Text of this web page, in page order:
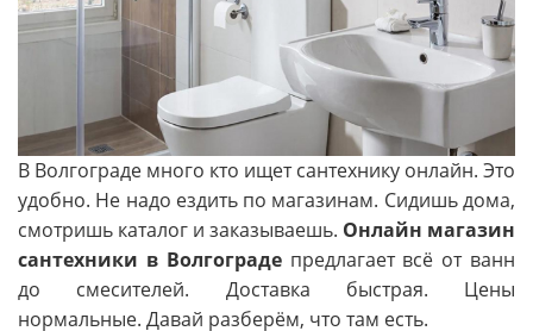
В Волгограде много кто ищет сантехнику онлайн. Это
удобно. Не надо ездить по магазинам. Сидишь дома,
смотришь каталог и заказываешь. Онлайн магазин
сантехники в Волгоградепредлагает всё от ванн
до смесителей. Доставка быстрая. Цены
нормальные. Давай разберём, что там есть.